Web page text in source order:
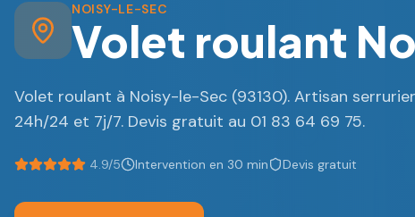
NOISY-LE-SEC
Volet roulant
Volet roulant à Noisy-le-Sec (93130). Artisan
24h/24 et 7j/7. Devis gratuit au 01 83 64 69 75.
4.9/5 Intervention en 30 min Devis gratuit